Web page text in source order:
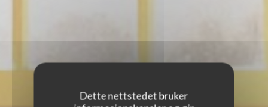
Dette nettstedet bruker